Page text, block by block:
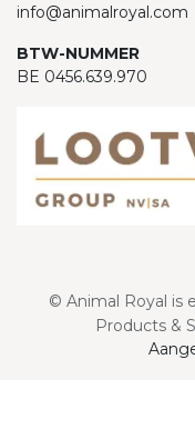
info@animalroyal.com
BTW-NUMMER
BE 0456.639.970
© Animal Royal is
Products &